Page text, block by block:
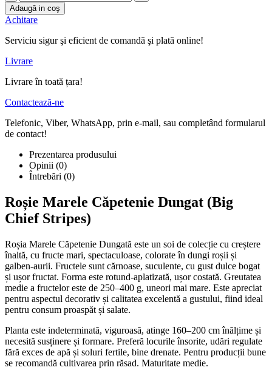
Adaugă in coş
Achitare
Serviciu sigur şi eficient de comandă şi plată online!
Livrare
Livrare în toată țara!
Contactează-ne
Telefonic, Viber, WhatsApp, prin e-mail, sau completând formularul
de contact!
Prezentarea produsului
Opinii (0)
Întrebări (0)
Roșie Marele Căpetenie Dungat (Big
Chief Stripes)
Roșia Marele Căpetenie Dungată este un soi de colecție cu creștere
înaltă, cu fructe mari, spectaculoase, colorate în dungi roșii și
galben-aurii. Fructele sunt cărnoase, suculente, cu gust dulce bogat
și ușor fructat. Forma este rotund-aplatizată, ușor costată. Greutatea
medie a fructelor este de 250–400 g, uneori mai mare. Este apreciat
pentru aspectul decorativ și calitatea excelentă a gustului, fiind ideal
pentru consum proaspăt și salate.
Planta este indeterminată, viguroasă, atinge 160–200 cm înălțime și
necesită susținere și formare. Preferă locurile însorite, udări regulate
fără exces de apă și soluri fertile, bine drenate. Pentru producții bune
se recomandă cultivarea prin răsad. Maturitate medie.